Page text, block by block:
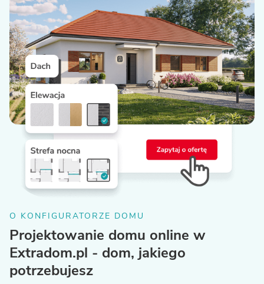
O KONFIGURATORZE DOMU
Projektowanie domu online w
Extradom.pl - dom, jakiego
potrzebujesz